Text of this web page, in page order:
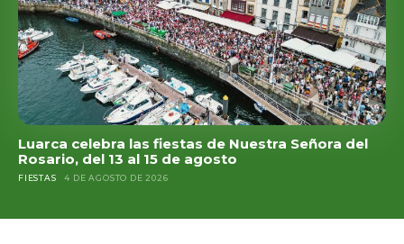
Luarca celebra las fiestas de Nuestra Señora del
Rosario, del 13 al 15 de agosto
FIESTAS 4 DE AGOSTO DE 2026